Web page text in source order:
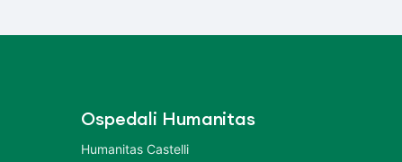
Ospedali Humanitas
Humanitas Castelli